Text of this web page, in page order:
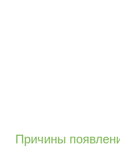
Причины